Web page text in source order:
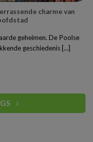
charme van
geheimen. De Poolse
geschiedenis [...]